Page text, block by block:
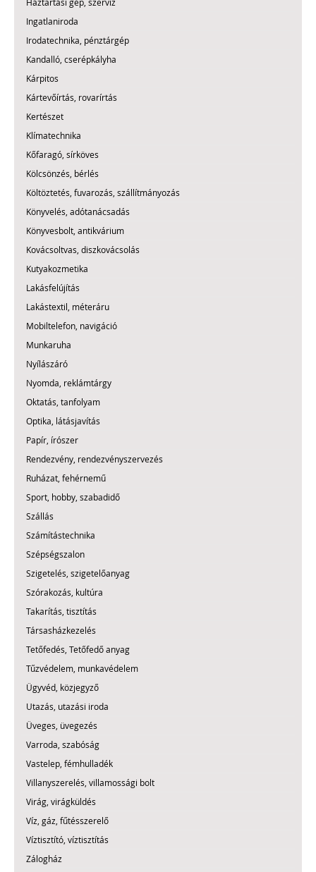
Ingatlaniroda
Irodatechnika, pénztárgép
Kandalló, cserépkályha
Kárpitos
Kártevőírtás, rovarírtás
Kertészet
Klímatechnika
Kőfaragó, sírköves
Kölcsönzés, bérlés
Költöztetés, fuvarozás, szállítmányozás
Könyvelés, adótanácsadás
Könyvesbolt, antikvárium
Kovácsoltvas, diszkovácsolás
Kutyakozmetika
Lakásfelújítás
Lakástextil, méteráru
Mobiltelefon, navigáció
Munkaruha
Nyílászáró
Nyomda, reklámtárgy
Oktatás, tanfolyam
Optika, látásjavítás
Papír, írószer
Rendezvény, rendezvényszervezés
Ruházat, fehérnemű
Sport, hobby, szabadidő
Szállás
Számítástechnika
Szépségszalon
Szigetelés, szigetelőanyag
Szórakozás, kultúra
Takarítás, tisztítás
Társasházkezelés
Tetőfedés, Tetőfedő anyag
Tűzvédelem, munkavédelem
Ügyvéd, közjegyző
Utazás, utazási iroda
Üveges, üvegezés
Varroda, szabóság
Vastelep, fémhulladék
Villanyszerelés, villamossági bolt
Virág, virágküldés
Víz, gáz, fűtésszerelő
Víztisztító, víztisztítás
Zálogház